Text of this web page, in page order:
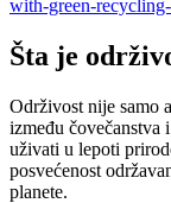
with-green-
Šta je
Održivost nije samo
između čovečanstva
uživati u lepoti
posvećenost
planete.